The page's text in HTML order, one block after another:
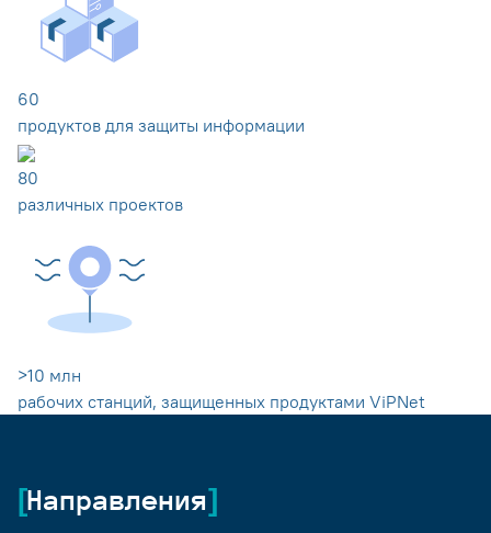
60
продуктов для защиты информации
80
различных проектов
>10 млн
рабочих станций, защищенных продуктами ViPNet
Направления